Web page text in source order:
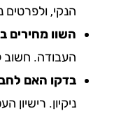
הנקי,
השוו מחירים
העבודה. חשוב
בדקו האם
ניקיון.